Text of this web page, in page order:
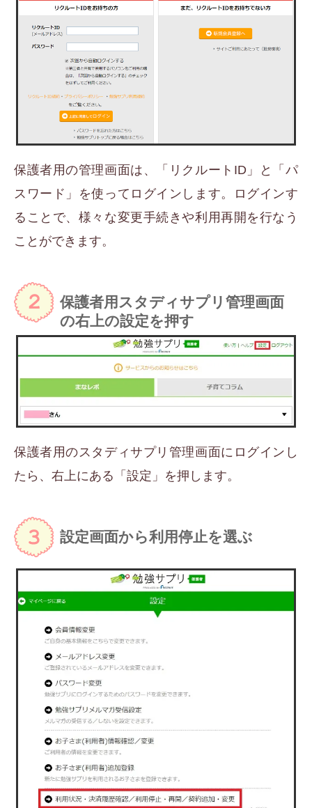
保護者用の管理画面は、「リクルートID」と「パ
スワード」を使ってログインします。ログインす
ることで、様々な変更手続きや利用再開を行なう
ことができます。
保護者用スタディサプリ管理画面
の右上の設定を押す
保護者用のスタディサプリ管理画面にログインし
たら、右上にある「設定」を押します。
設定画面から利用停止を選ぶ